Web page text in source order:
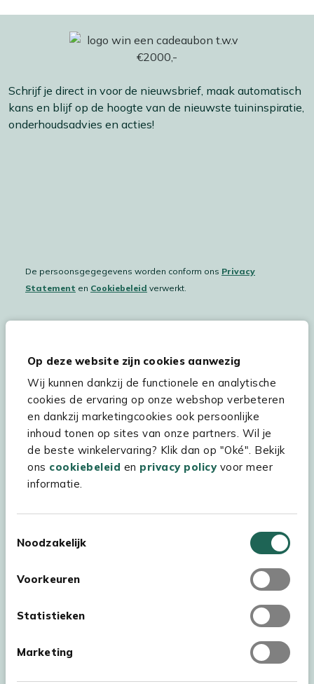
Op deze website zijn cookies aanwezig
Wij kunnen dankzij de functionele en analytische
cookies de ervaring op onze webshop verbeteren
en dankzij marketingcookies ook persoonlijke
inhoud tonen op sites van onze partners. Wil je
de beste winkelervaring? Klik dan op "Oké". Bekijk
ons cookiebeleid en privacy policyvoor meer
informatie.
Noodzakelijk
Voorkeuren
Statistieken
Marketing
Schrijf je direct in voor de nieuwsbrief, maak automatisch
kans en blijf op de hoogte van de nieuwste tuininspiratie,
onderhoudsadvies en acties!
De persoonsgegegevens worden conform ons Privacy
Statement en Cookiebeleid verwerkt.
Hulp & service
Assortiment
Kees Smit Tuinmeubelen
Experience Stores XXL